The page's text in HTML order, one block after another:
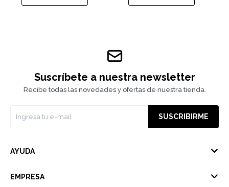
Suscríbete a nuestra newsletter
Recibe todas las novedades y ofertas de nuestra tienda.
SUSCRIBIRME
AYUDA
EMPRESA